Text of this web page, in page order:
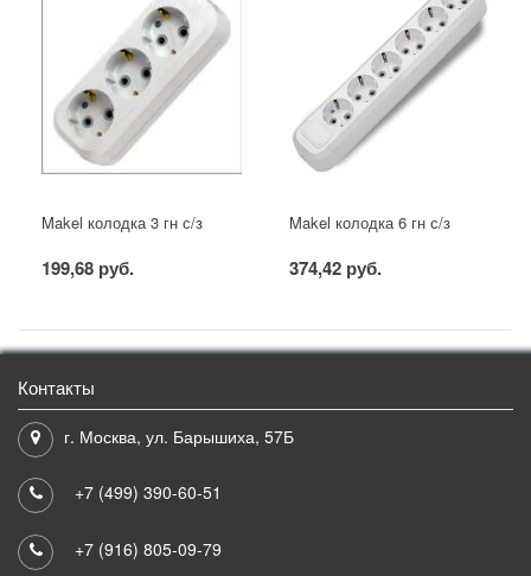
Makel колодка 3 гн с/з
199,68 руб.
Makel колодка 6 гн с/з
374,42 руб.
Контакты
г. Москва, ул. Барышиха, 57Б
+7 (499) 390-60-51
+7 (916) 805-09-79